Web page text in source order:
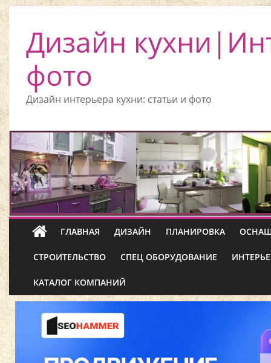
Дизайн
фото
Дизайн интерьера кухни: статьи и фото
ГЛАВНАЯ ДИЗАЙН ПЛАНИРОВКА
СТРОИТЕЛЬСТВО СПЕЦ ОБОРУДОВАНИЕ
КАТАЛОГ КОМПАНИЙ